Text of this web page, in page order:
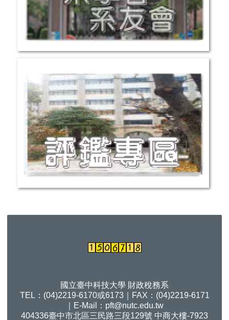
國立臺中科技大學 財政稅務系
TEL：(04)2219-6170或6173｜FAX：(04)2219-6171
｜E-Mail： pft@nutc.edu.tw
404336臺中市北區三民路三段129號 中商大樓-7923